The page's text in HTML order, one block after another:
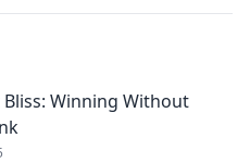
Winning Without